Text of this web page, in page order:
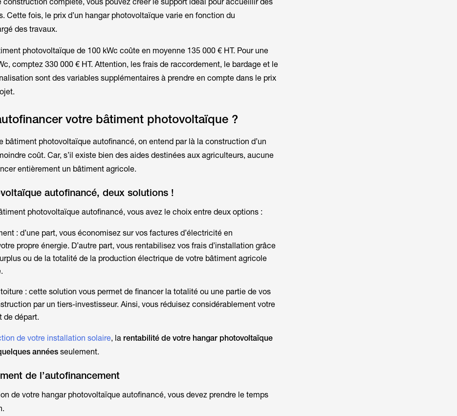
Cette fois, le prix d’un hangar photovoltaïque varie en fonction du
des travaux.
photovoltaïque de 100 kWc coûte en moyenne 135 000 € HT. Pour une
comptez 330 000 € HT. Attention, les frais de raccordement, le bardage et le
sont des variables supplémentaires à prendre en compte dans le prix
votre bâtiment photovoltaïque ?
bâtiment photovoltaïque autofinancé, on entend par là la construction d’un
coût. Car, s’il existe bien des aides destinées aux agriculteurs, aucune
entièrement un bâtiment agricole.
autofinancé, deux solutions !
photovoltaïque autofinancé, vous avez le choix entre deux options :
: d’une part, vous économisez sur vos factures d’électricité en
propre énergie. D’autre part, vous rentabilisez vos frais d’installation grâce
ou de la totalité de la production électrique de votre bâtiment agricole
: cette solution vous permet de financer la totalité ou une partie de vos
par un tiers-investisseur. Ainsi, vous réduisez considérablement votre
de départ.
de votre installation solaire, la rentabilité de votre hangar photovoltaïque
annéesseulement.
de l’autofinancement
de votre hangar photovoltaïque autofinancé, vous devez prendre le temps